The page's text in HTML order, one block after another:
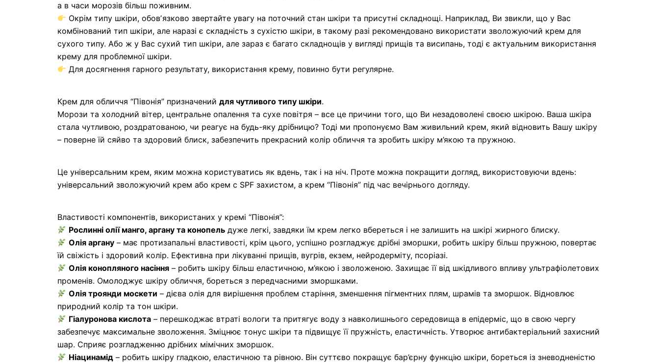
а в часи морозів більш поживним.
Окрім типу шкіри, обовʼязково звертайте увагу на поточний стан шкіри та присутні складнощі. Наприклад, Ви звикли, що у Вас
комбінований тип шкіри, але наразі є складність з сухістю шкіри, в такому разі рекомендовано використати зволожуючий крем для
сухого типу. Або ж у Вас сухий тип шкіри, але зараз є багато складнощів у вигляді прищів та висипань, тоді є актуальним використання
крему для проблемної шкіри.
Для досягнення гарного результату, використання крему, повинно бути регулярне.
Крем для обличчя “Півонія” призначений для чутливого типу шкіри.
Морози та холодний вітер, центральне опалення та сухе повітря – все це причини того, що Ви незадоволені своєю шкірою. Ваша шкіра
стала чутливою, роздратованою, чи реагує на будь-яку дрібницю? Тоді ми пропонуємо Вам живильний крем, який відновить Вашу шкіру
– поверне їй сяйво та здоровий блиск, забезпечить прекрасний колір обличчя та зробить шкіру м’якою та пружною.
Це універсальним крем, яким можна користуватись як вдень, так і на ніч. Проте можна покращити догляд, використовуючи вдень:
універсальний зволожуючий крем або крем с SPF захистом, а крем “Півонія” під час вечірнього догляду.
Властивості компонентів, використаних у кремі “Півонія”:
Рослинні олії манго, аргану та конопель дуже легкі, завдяки їм крем легко вбереться і не залишить на шкірі жирного блиску.
Олія аргану – має протизапальні властивості, крім цього, успішно розгладжує дрібні зморшки, робить шкіру більш пружною, повертає
їй свіжість і здоровий колір. Ефективна при лікуванні прищів, вугрів, екзем, нейродерміту, псоріазі.
Олія конопляного насіння – робить шкіру більш еластичною, м’якою і зволоженою. Захищає її від шкідливого впливу ультрафіолетових
променів. Омолоджує шкіру обличчя, бореться з передчасними зморшками.
Олія троянди москети – дієва олія для вирішення проблем старіння, зменшення пігментних плям, шрамів та зморшок. Відновлює
природний колір та тон шкіри.
Гіалуронова кислота – перешкоджає втраті вологи та притягує воду з навколишнього середовища в епідерміс, що в свою чергу
забезпечує максимальне зволоження. Зміцнює тонус шкіри та підвищує її пружність, еластичність. Утворює антибактеріальний захисний
шар. Сприяє розгладженню дрібних мімічних зморшок.
Ніацинамід – робить шкіру гладкою, еластичною та рівною. Він суттєво покращує бар’єрну функцію шкіри, бореться із зневодненістю